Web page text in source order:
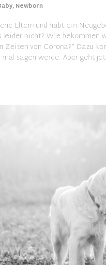
, Newborn
Eltern und habt ein
leider nicht? Wie bekommen
Zeiten von Corona?“ Dazu
mal sagen werde. Aber geht